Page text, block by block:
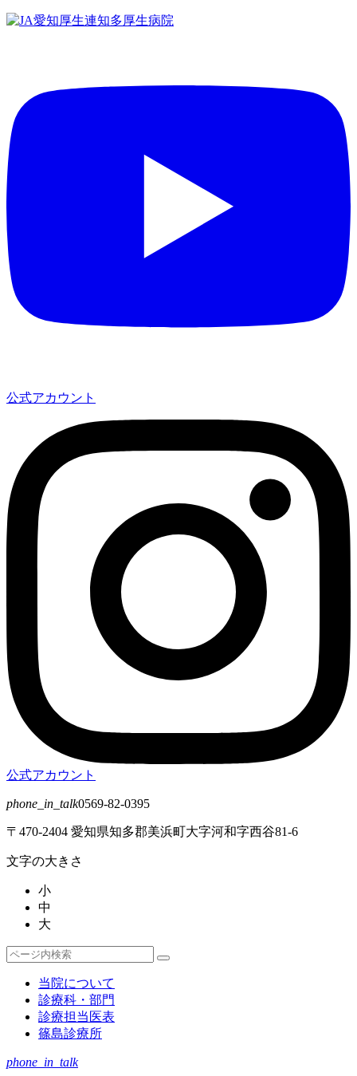
コ
ス
キ
ッ
プ
公式アカウント
公式アカウント
phone_in_talk0569-82-0395
〒470-2404 愛知県知多郡美浜町大字河和字西谷81-6
文字の大きさ
小
中
大
検
検
当院について
診療科・部門
診療担当医表
篠島診療所
phone_in_talk